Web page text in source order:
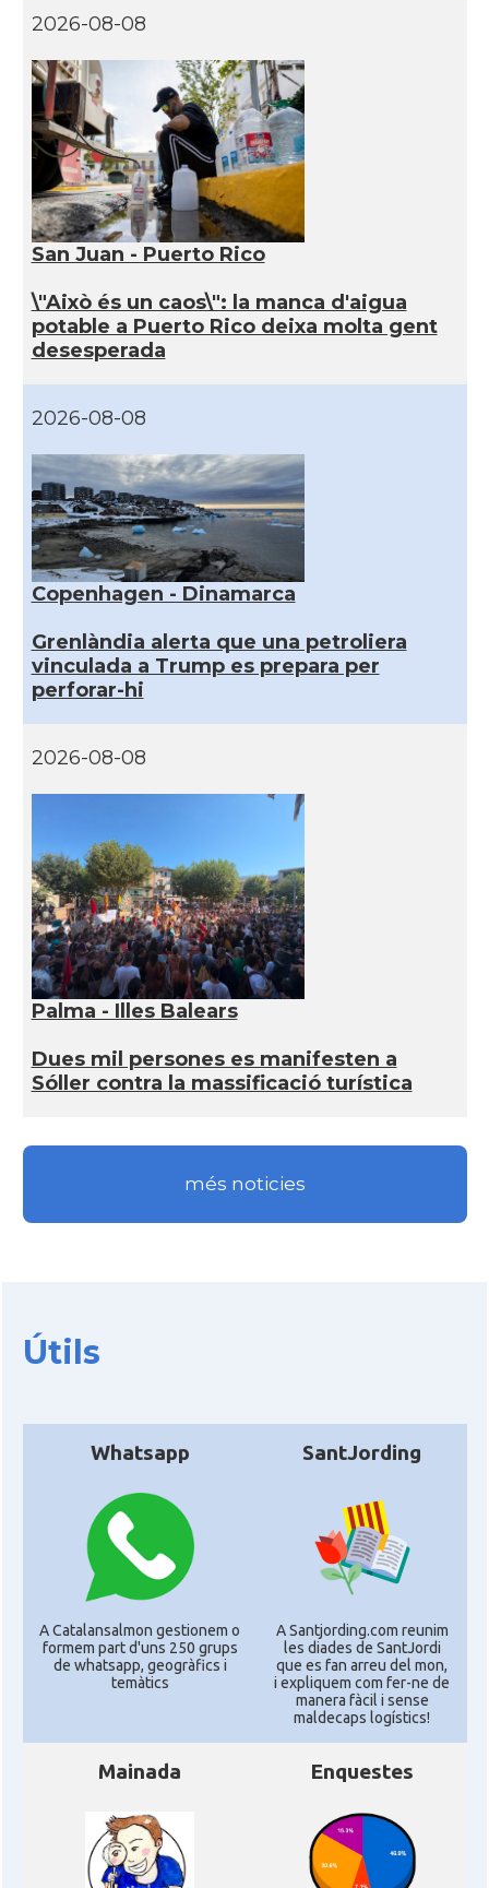
2026-08-08
San Juan - Puerto Rico
\"Això és un caos\": la manca d'aigua
potable a Puerto Rico deixa molta gent
desesperada
2026-08-08
Copenhagen - Dinamarca
Grenlàndia alerta que una petroliera
vinculada a Trump es prepara per
perforar-hi
2026-08-08
Palma - Illes Balears
Dues mil persones es manifesten a
Sóller contra la massificació turística
més noticies
Útils
Whatsapp
A Catalansalmon gestionem o
formem part d'uns 250 grups
de whatsapp, geogràfics i
temàtics
SantJording
A Santjording.com reunim
les diades de SantJordi
que es fan arreu del mon,
i expliquem com fer-ne de
manera fàcil i sense
maldecaps logí­stics!
Mainada Enquestes